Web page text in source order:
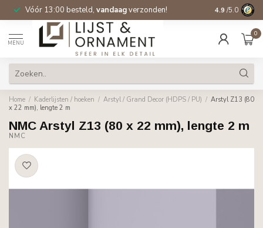
Vóór 13:00 besteld, vandaagverzonden! Gratis
4.9 /5.0
MENU
0
Home / Kaderlijsten / hoeken / Arstyl / Grand Decor (HDPS / PU) / Arstyl Z13 (80
x 22 mm), lengte 2 m
NMC Arstyl Z13 (80 x 22 mm), lengte 2 m
NMC